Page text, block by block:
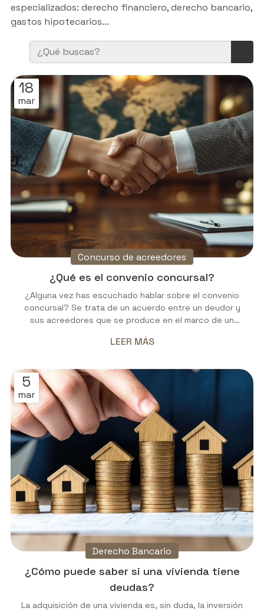
especializados: derecho financiero, derecho bancario,
gastos hipotecarios...
18
mar
¿Qué es el convenio concursal?
Concurso de acreedores
¿Alguna vez has escuchado hablar sobre el convenio
concursal? Se trata de un acuerdo entre un deudor y
sus acreedores que se produce en el marco de un
tiene como objetivo establecer una hoja de ruta para
la liquidación de su patrimonio. A continuación, desde
Daniel Rivero Braña Avogado, nuestro bufete de
abogados en Lugo, te contamos todo lo que necesitas
saber al respecto. ¡Quédate a leer con...
LEER MÁS
5
mar
¿Cómo puede saber si una vivienda tiene
deudas?
Derecho Bancario
La adquisición de una vivienda es, sin duda, la inversión